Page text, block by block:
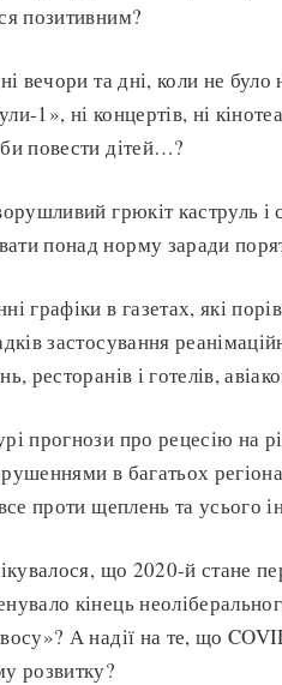
позитивним?
вечори та дні, коли не
1», ні концертів, ні
повести дітей…?
грюкіт каструль
понад норму заради
графіки в газетах, які
застосування
ресторанів і готелів,
прогнози про рецесію на
в багатьох
проти щеплень та усього
що 2020-й стане
кінець
А надії на те, що
розвитку?